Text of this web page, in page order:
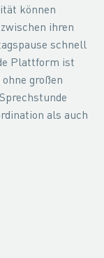
können
ihren
schnell
Plattform ist
großen
als auch